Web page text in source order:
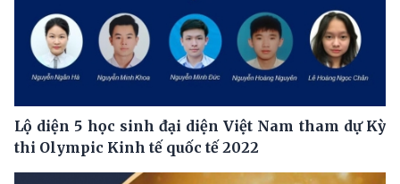
Lộ diện 5 học sinh đại diện Việt Nam tham dự Kỳ
thi Olympic Kinh tế quốc tế 2022